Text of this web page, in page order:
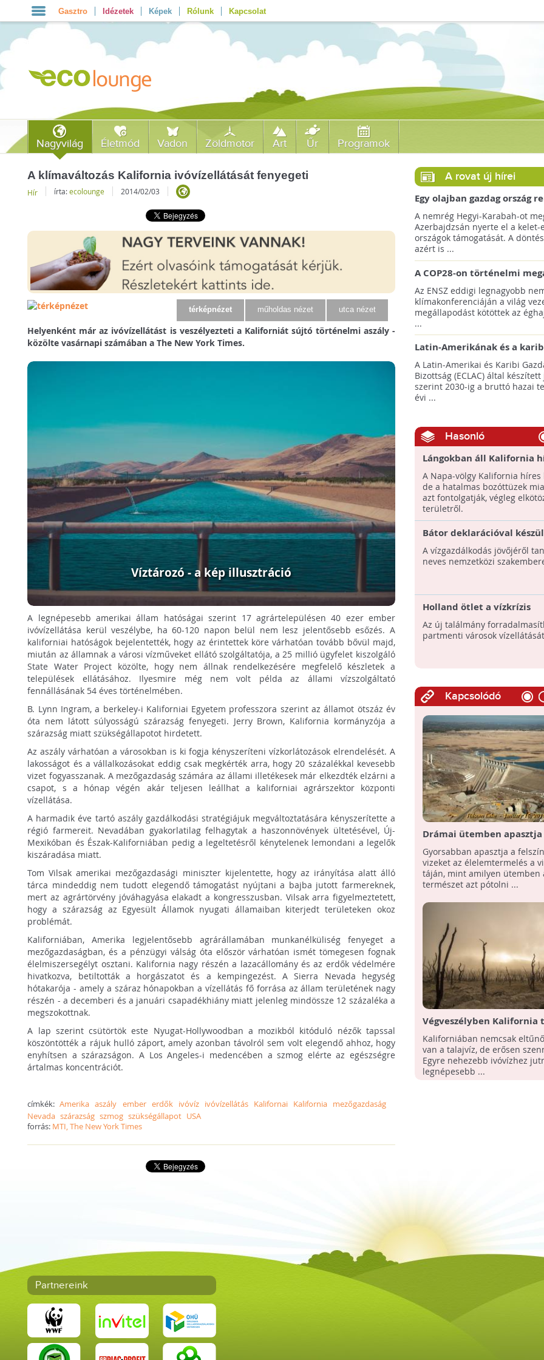
Gasztro Idézetek Képek Rólunk Kapcsolat
Nagyvilág Életmód Vadon Zöldmotor Art Űr Programok
A klímaváltozás Kalifornia ivóvízellátását fenyegeti
Hír írta:ecolounge 2014/02/03
térképnézet műholdas nézet utca nézet
Helyenként már az ivóvízellátást is veszélyezteti a Kaliforniát sújtó történelmi aszály -
közölte vasárnapi számában a The New York Times.
Víztározó - a kép illusztráció
A legnépesebb amerikai állam hatóságai szerint 17 agrártelepülésen 40 ezer ember
ivóvízellátása kerül veszélybe, ha 60-120 napon belül nem lesz jelentősebb esőzés. A
kaliforniai hatóságok bejelentették, hogy az érintettek köre várhatóan tovább bővül majd,
miután az államnak a városi vízműveket ellátó szolgáltatója, a 25 millió ügyfelet kiszolgáló
State Water Project közölte, hogy nem állnak rendelkezésére megfelelő készletek a
települések ellátásához. Ilyesmire még nem volt példa az állami vízszolgáltató
fennállásának 54 éves történelmében.
B. Lynn Ingram, a berkeley-i Kaliforniai Egyetem professzora szerint az államot ötszáz év
óta nem látott súlyosságú szárazság fenyegeti. Jerry Brown, Kalifornia kormányzója a
szárazság miatt szükségállapotot hirdetett.
Az aszály várhatóan a városokban is ki fogja kényszeríteni vízkorlátozások elrendelését. A
lakosságot és a vállalkozásokat eddig csak megkérték arra, hogy 20 százalékkal kevesebb
vizet fogyasszanak. A mezőgazdaság számára az állami illetékesek már elkezdték elzárni a
csapot, s a hónap végén akár teljesen leállhat a kaliforniai agrárszektor központi
vízellátása.
A harmadik éve tartó aszály gazdálkodási stratégiájuk megváltoztatására kényszerítette a
régió farmereit. Nevadában gyakorlatilag felhagytak a haszonnövények ültetésével, Új-
Mexikóban és Észak-Kaliforniában pedig a legeltetésről kénytelenek lemondani a legelők
kiszáradása miatt.
Tom Vilsak amerikai mezőgazdasági miniszter kijelentette, hogy az irányítása alatt álló
tárca mindeddig nem tudott elegendő támogatást nyújtani a bajba jutott farmereknek,
mert az agrártörvény jóváhagyása elakadt a kongresszusban. Vilsak arra figyelmeztetett,
hogy a szárazság az Egyesült Államok nyugati államaiban kiterjedt területeken okoz
problémát.
Kaliforniában, Amerika legjelentősebb agrárállamában munkanélküliség fenyeget a
mezőgazdaságban, és a pénzügyi válság óta először várhatóan ismét tömegesen fognak
élelmiszersegélyt osztani. Kalifornia nagy részén a lazacállomány és az erdők védelmére
hivatkozva, betiltották a horgászatot és a kempingezést. A Sierra Nevada hegység
hótakarója - amely a száraz hónapokban a vízellátás fő forrása az állam területének nagy
részén - a decemberi és a januári csapadékhiány miatt jelenleg mindössze 12 százaléka a
megszokottnak.
A lap szerint csütörtök este Nyugat-Hollywoodban a mozikból kitóduló nézők tapssal
köszöntötték a rájuk hulló záport, amely azonban távolról sem volt elegendő ahhoz, hogy
enyhítsen a szárazságon. A Los Angeles-i medencében a szmog elérte az egészségre
ártalmas koncentrációt.
címkék:Amerika aszály ember erdők ivóvíz ivóvízellátás Kalifornai Kalifornia mezőgazdaság
Nevada szárazság szmog szükségállapot USA
forrás: MTI, The New York Times
A rovat új hírei
Egy olajban gazdag ország
jövőre a COP29 klímacsúcsot
A nemrég Hegyi-Karabah-ot
Azerbajdzsán nyerte el a kelet-
országok támogatását. A
azért is ...
A COP28-on történelmi
született! - Összefoglaló az
klímacsúcsáról
Az ENSZ eddigi legnagyobb
klímakonferenciáján a világ
megállapodást kötöttek az
...
Latin-Amerikának és a
térségnek növelniük kell
az éghajlatvédelmi célok
A Latin-Amerikai és Karibi
Bizottság (ECLAC) által
szerint 2030-ig a bruttó hazai
évi ...
Hasonló
Lángokban áll Kalifornia
szőlővidéke!
A Napa-völgy Kalifornia híres
de a hatalmas bozóttüzek
azt fontolgatják, végleg
területről.
Bátor deklarációval
Budapesti Víz
szervezői
A vízgazdálkodás jövőjéről
neves nemzetközi
Holland ötlet a vízkrízis
megoldására
Az új találmány
partmenti városok
Kapcsolódó
Drámai ütemben apasztja
alatti víztartalékokat az
élelemtermelés
Gyorsabban apasztja a
vizeket az élelemtermelés a
táján, mint amilyen ütemben
természet azt pótolni ...
Végveszélyben Kalifornia
Kaliforniában nemcsak
van a talajvíz, de erősen
Egyre nehezebb ivóvízhez
legnépesebb ...
Partnereink